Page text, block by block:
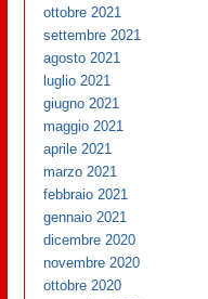
ottobre 2021
settembre 2021
agosto 2021
luglio 2021
giugno 2021
maggio 2021
aprile 2021
marzo 2021
febbraio 2021
gennaio 2021
dicembre 2020
novembre 2020
ottobre 2020